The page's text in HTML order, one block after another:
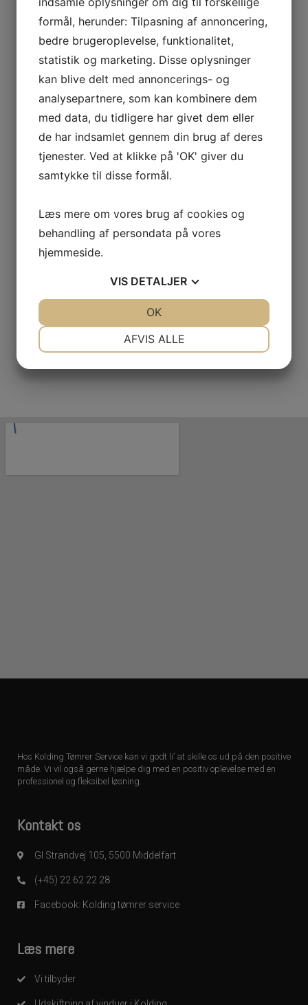
Strib, Haderslev – ja, vi dækker hele Danmark! Uanset
om det gælder tagrenovering, gulv- og loftarbejde eller
specialbyggede snedkerløsninger, står vores erfarne
tømrere klar med præcision og personlig rådgivning.
Følg os på Facebook
Hold dig opdateret med flere billeder af vores arbejde,
se før/efter-gallerier og få tips til vedligeholdelse. Vi
deler løbende nyheder, kundeprojekter og inspiration til
Kontakt for uforpligtende tilbud
Har du spørgsmål til tømrerarbejde i Kolding og
uforpligtende snak og et gratis tilbud på din opgave.
Ring på 22 62 22 28. Vi står klar med rådgivning og
prisoverslag – og vi kører i hele Danmark!
Hos Kolding Tømrer Service kan vi godt li’ at skille os ud på den positive
måde. Vi vil også gerne hjælpe dig med en positiv oplevelse med en
professionel og fleksibel løsning.
Kontakt os
Gl Strandvej 105, 5500 Middelfart
(+45) 22 62 22 28
Facebook: Kolding tømrer service
Læs mere
Vi tilbyder
formål, herunder: Tilpasning af annoncering,
bedre brugeroplevelse, funktionalitet,
statistik og marketing. Disse oplysninger
kan blive delt med annoncerings- og
analysepartnere, som kan kombinere dem
med data, du tidligere har givet dem eller
de har indsamlet gennem din brug af deres
tjenester. Ved at klikke på 'OK' giver du
samtykke til disse formål.
Læs mere om vores brug af cookies og
behandling af persondata på vores
hjemmeside.
VIS DETALJER
AFVIS ALLE
OK